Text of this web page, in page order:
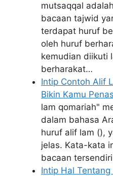
mutsaqqal
bacaan tajwid
terdapat huruf
oleh huruf
kemudian diikuti
berharakat…
Intip Contoh Alif
Bikin Kamu
lam qomariah"
dalam bahasa
huruf alif lam (),
jelas. Kata-kata
bacaan
Intip Hal